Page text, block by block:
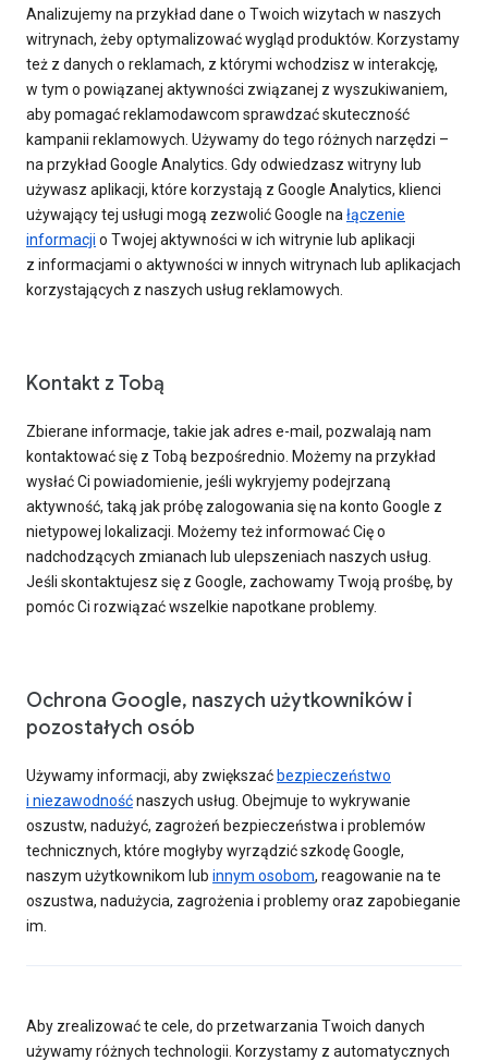
Analizujemy na przykład dane o Twoich wizytach w naszych
witrynach, żeby optymalizować wygląd produktów. Korzystamy
też z danych o reklamach, z którymi wchodzisz w interakcję,
w tym o powiązanej aktywności związanej z wyszukiwaniem,
aby pomagać reklamodawcom sprawdzać skuteczność
kampanii reklamowych. Używamy do tego różnych narzędzi –
na przykład Google Analytics. Gdy odwiedzasz witryny lub
używasz aplikacji, które korzystają z Google Analytics, klienci
używający tej usługi mogą zezwolić Google na łączenie
informacji o Twojej aktywności w ich witrynie lub aplikacji
z informacjami o aktywności w innych witrynach lub aplikacjach
korzystających z naszych usług reklamowych.
Kontakt z Tobą
Zbierane informacje, takie jak adres e-mail, pozwalają nam
kontaktować się z Tobą bezpośrednio. Możemy na przykład
wysłać Ci powiadomienie, jeśli wykryjemy podejrzaną
aktywność, taką jak próbę zalogowania się na konto Google z
nietypowej lokalizacji. Możemy też informować Cię o
nadchodzących zmianach lub ulepszeniach naszych usług.
Jeśli skontaktujesz się z Google, zachowamy Twoją prośbę, by
pomóc Ci rozwiązać wszelkie napotkane problemy.
Ochrona Google, naszych użytkowników i
pozostałych osób
Używamy informacji, aby zwiększać bezpieczeństwo
i niezawodnośćnaszych usług. Obejmuje to wykrywanie
oszustw, nadużyć, zagrożeń bezpieczeństwa i problemów
technicznych, które mogłyby wyrządzić szkodę Google,
naszym użytkownikom lub innym osobom, reagowanie na te
oszustwa, nadużycia, zagrożenia i problemy oraz zapobieganie
im.
Aby zrealizować te cele, do przetwarzania Twoich danych
używamy różnych technologii. Korzystamy z automatycznych